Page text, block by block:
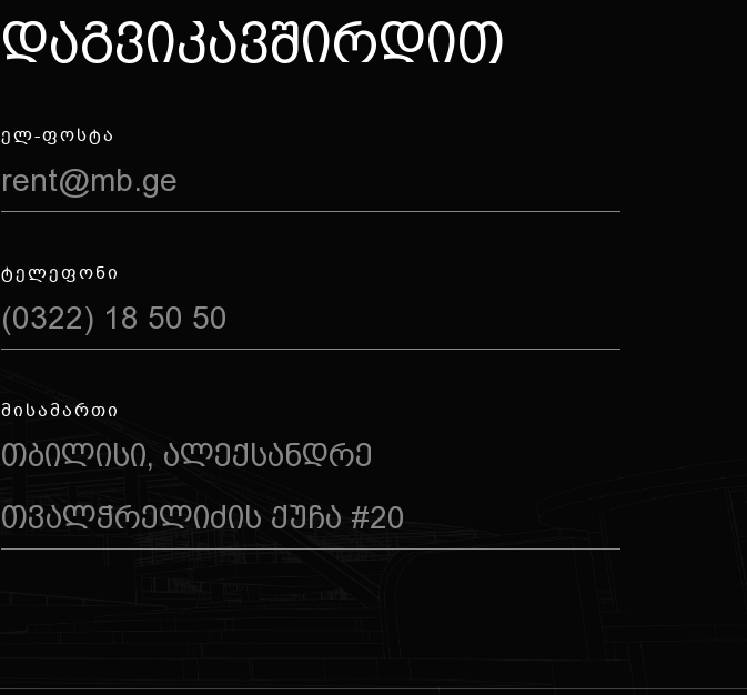
Დაგვიკავშირდით
ᲔᲚ-ᲤᲝᲡᲢᲐ
rent@mb.ge
ᲢᲔᲚᲔᲤᲝᲜᲘ
(0322) 18 50 50
ᲛᲘᲡᲐᲛᲐᲠᲗᲘ
თბილისი, ალექსანდრე
თვალჭრელიძის ქუჩა #20